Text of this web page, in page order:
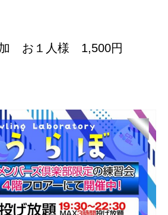
加 お１人様 1,500円